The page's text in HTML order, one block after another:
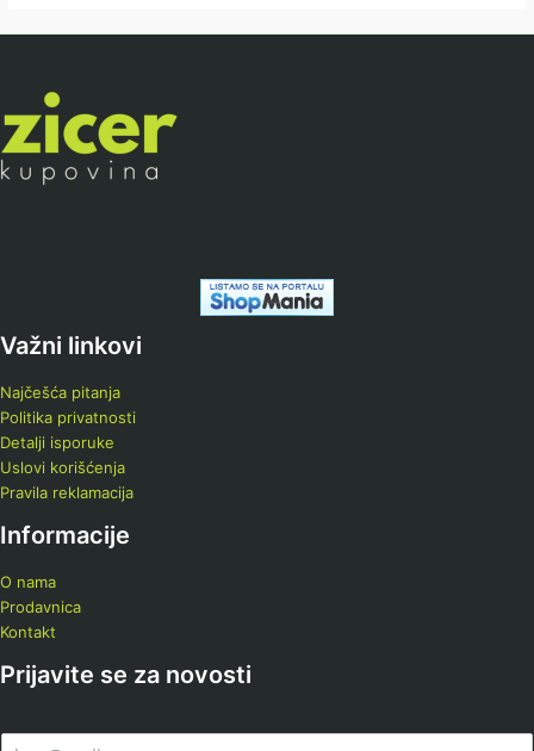
Važni linkovi
Najčešća pitanja
Politika privatnosti
Detalji isporuke
Uslovi korišćenja
Pravila reklamacija
Informacije
O nama
Prodavnica
Kontakt
Prijavite se za novosti